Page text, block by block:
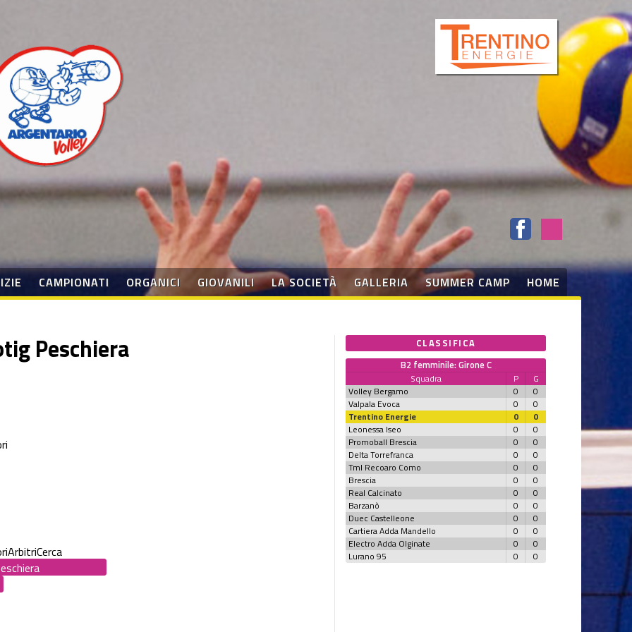
CAMPIONATI ORGANICI GIOVANILI LA SOCIETÀ GALLERIA SUMMER CAMP HOME
Peschiera
ArbitriCerca
CLASSIFICA
B2 femminile: Girone C
Squadra P
G
Volley Bergamo
0
0
Valpala Evoca
0
0
Trentino Energie
0
0
Leonessa Iseo
0
0
Promoball Brescia
0
0
Delta Torrefranca
0
0
Tml Recoaro Como
0
0
Brescia
0
0
Real Calcinato
0
0
Barzanò
0
0
Duec Castelleone
0
0
Cartiera Adda Mandello
0
0
Electro Adda Olginate
0
0
Lurano 95
0 0